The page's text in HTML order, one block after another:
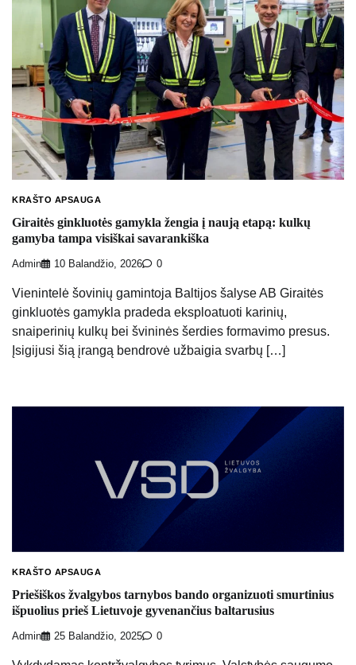
KRAŠTO APSAUGA
Giraitės ginkluotės gamykla žengia į naują etapą: kulkų
gamyba tampa visiškai savarankiška
Admin 10 Balandžio, 2026 0
Vienintelė šovinių gamintoja Baltijos šalyse AB Giraitės
ginkluotės gamykla pradeda eksploatuoti karinių,
snaiperinių kulkų bei švininės šerdies formavimo presus.
Įsigijusi šią įrangą bendrovė užbaigia svarbų […]
KRAŠTO APSAUGA
Priešiškos žvalgybos tarnybos bando organizuoti smurtinius
išpuolius prieš Lietuvoje gyvenančius baltarusius
Admin 25 Balandžio, 2025 0